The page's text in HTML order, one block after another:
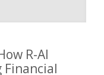
R-AI
Financial